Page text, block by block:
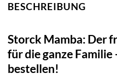
BESCHREIBUNG
Storck Mamba: Der
für die ganze
bestellen!